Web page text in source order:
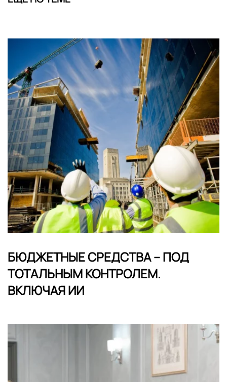
БЮДЖЕТНЫЕ СРЕДСТВА – ПОД
ТОТАЛЬНЫМ КОНТРОЛЕМ.
ВКЛЮЧАЯ ИИ